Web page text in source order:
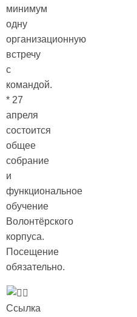
минимум
одну
организационную
встречу
с
командой.
* 27
апреля
состоится
общее
собрание
и
функциональное
обучение
Волонтёрского
корпуса.
Посещение
обязательно.
Ссылка